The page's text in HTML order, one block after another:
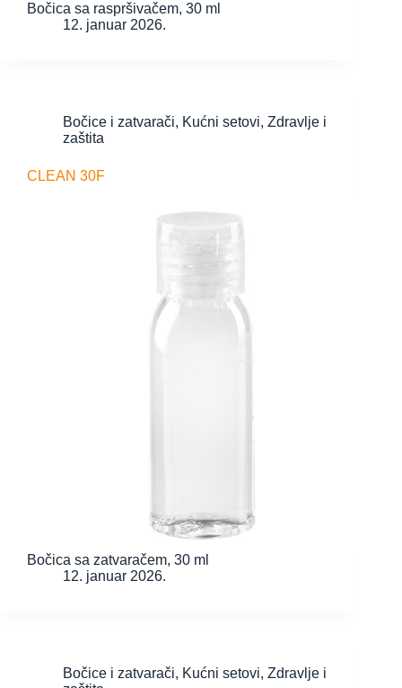
Bočica sa raspršivačem, 30 ml
12. januar 2026.
Bočice i zatvarači, Kućni setovi, Zdravlje i
zaštita
CLEAN 30F
Bočica sa zatvaračem, 30 ml
12. januar 2026.
Bočice i zatvarači, Kućni setovi, Zdravlje i